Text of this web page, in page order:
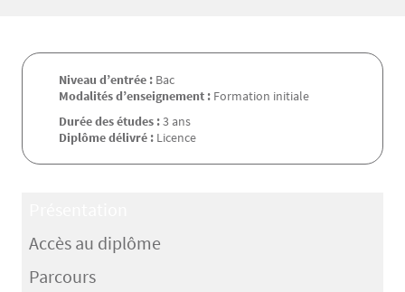
Niveau d’entrée : Bac
Modalités d’enseignement : Formation initiale
Durée des études :3 ans
Diplôme délivré : Licence
Accès au diplôme
Parcours